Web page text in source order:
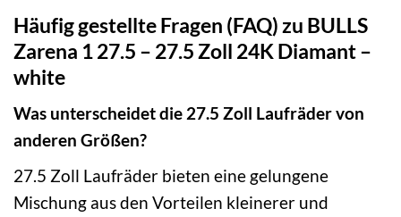
Häufig gestellte Fragen (FAQ) zu BULLS
Zarena 1 27.5 – 27.5 Zoll 24K Diamant –
white
Was unterscheidet die 27.5 Zoll Laufräder von
anderen Größen?
27.5 Zoll Laufräder bieten eine gelungene
Mischung aus den Vorteilen kleinerer und